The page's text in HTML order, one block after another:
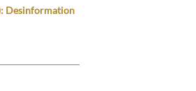
Desinformation